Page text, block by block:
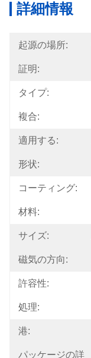
詳細情報
起源の場所:
証明:
タイプ:
複合:
適用する:
形状:
コーティング:
材料:
サイズ:
磁気の方向:
許容性:
処理:
港:
パッケージの詳